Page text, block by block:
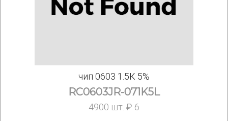
чип 0603 1.5К 5%
RC0603JR-071K5L
4900 шт. ₽ 6